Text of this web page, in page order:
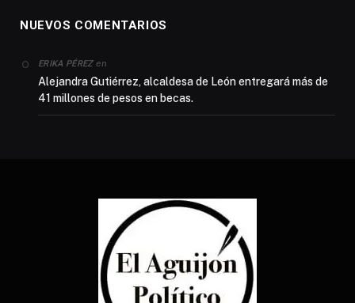
NUEVOS COMENTARIOS
ERIKA PÉREZen
Alejandra Gutiérrez, alcaldesa de León entregará más de
41 millones de pesos en becas.